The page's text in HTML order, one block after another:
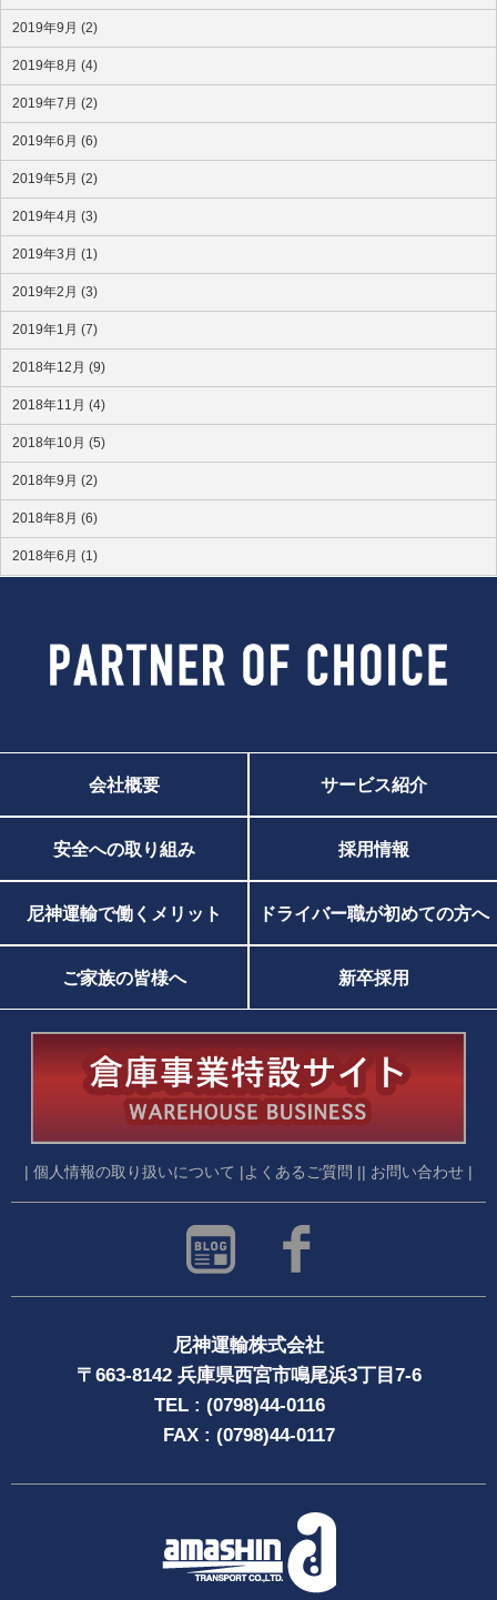
2019年9月 (2)
2019年8月 (4)
2019年7月 (2)
2019年6月 (6)
2019年5月 (2)
2019年4月 (3)
2019年3月 (1)
2019年2月 (3)
2019年1月 (7)
2018年12月 (9)
2018年11月 (4)
2018年10月 (5)
2018年9月 (2)
2018年8月 (6)
2018年6月 (1)
会社概要 サービス紹介
安全への取り組み 採用情報
尼神運輸で働くメリット ドライバー職が初めての方へ
ご家族の皆様へ 新卒採用
| 個人情報の取り扱いについて | よくあるご質問 || お問い合わせ |
尼神運輸株式会社
〒663-8142 兵庫県西宮市鳴尾浜3丁目7-6
TEL : (0798)44-0116
FAX : (0798)44-0117